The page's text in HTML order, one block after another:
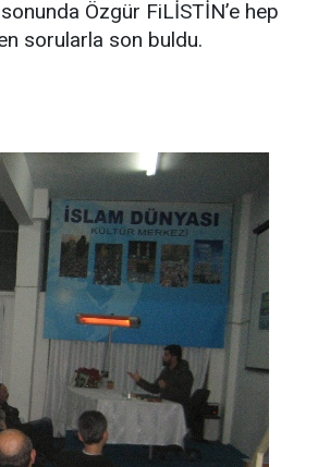
Özgür FiLİSTİN’e hep
sorularla son buldu.